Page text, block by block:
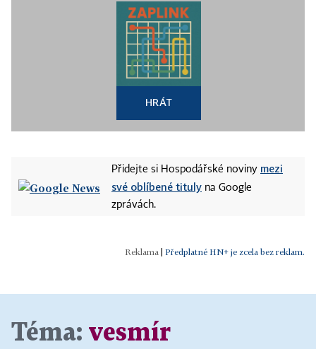
HRÁT
Přidejte si Hospodářské noviny mezi
své oblíbené tituly na Google
zprávách.
Předplatné HN+ je zcela bez reklam.
Téma: vesmír